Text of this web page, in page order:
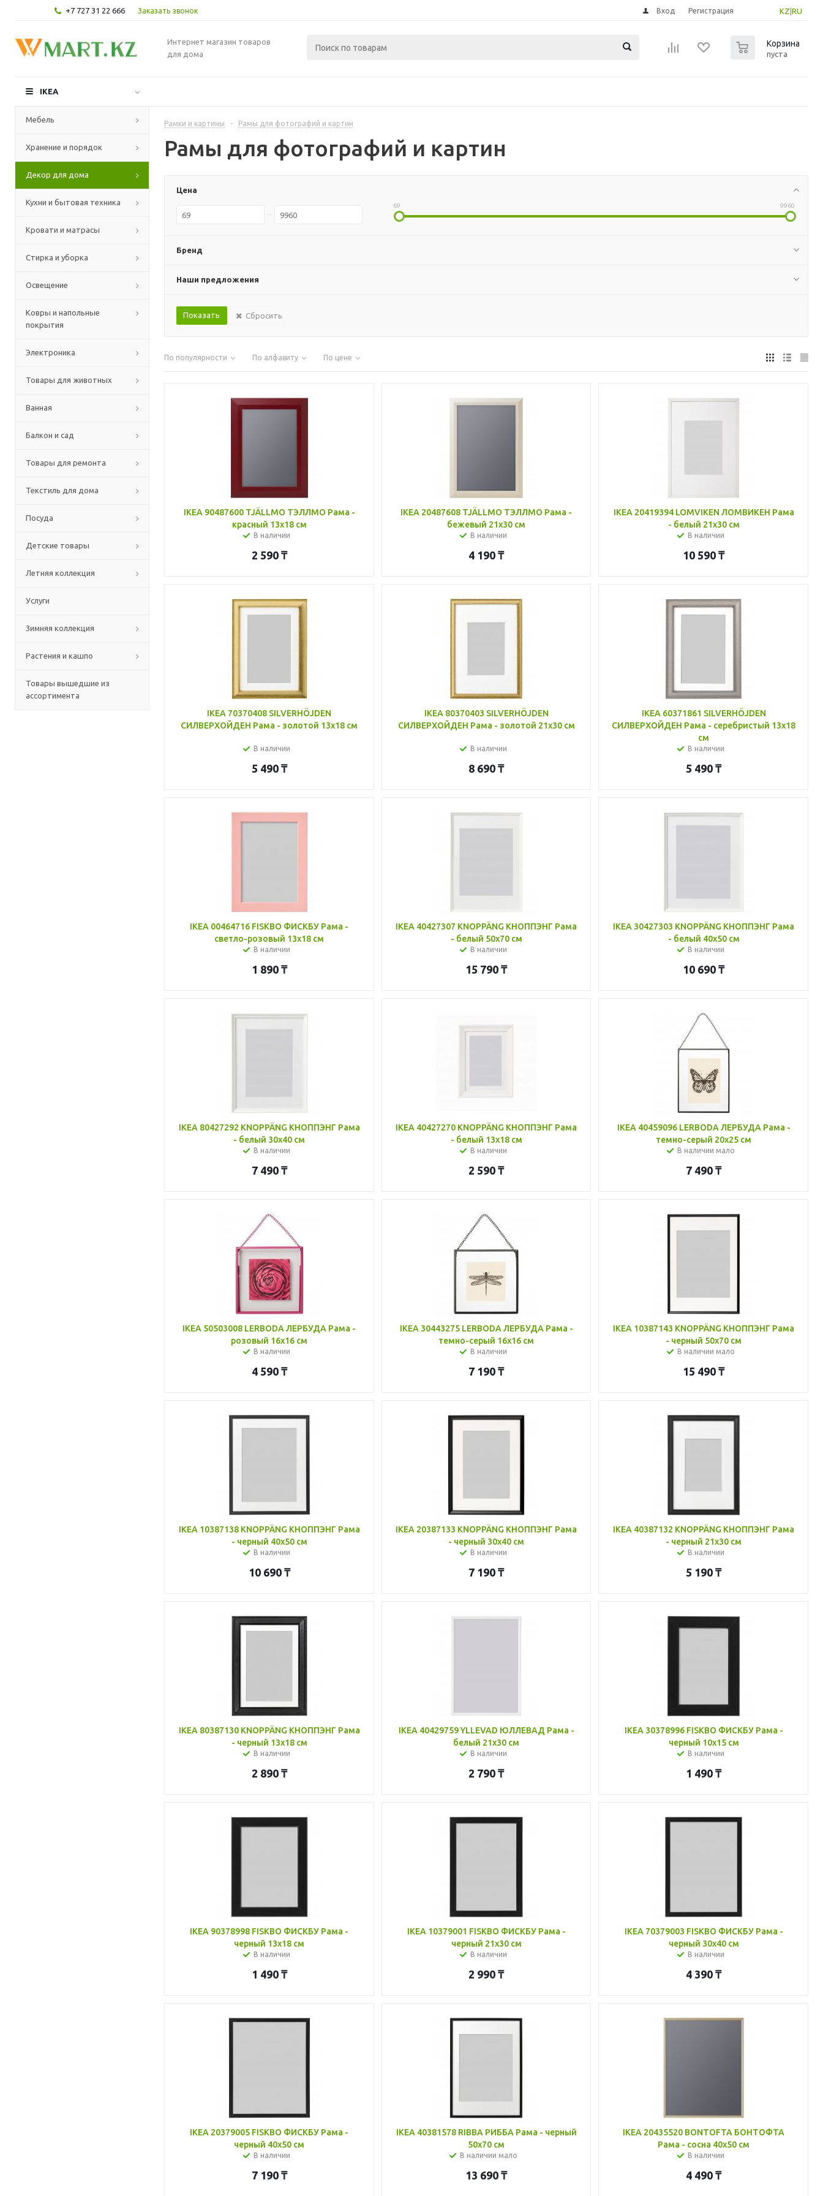
+7 727 31 22 666 Заказать звонок KZ RU
Вход Регистрация
Интернет магазин товаров
для дома
Корзина
пуста
IKEA
Мебель
Хранение и порядок
Декор для дома
Кухни и бытовая техника
Кровати и матрасы
Стирка и уборка
Освещение
Ковры и напольные
покрытия
Электроника
Товары для животных
Ванная
Балкон и сад
Товары для ремонта
Текстиль для дома
Посуда
Детские товары
Летняя коллекция
Услуги
Зимняя коллекция
Растения и кашпо
Товары вышедшие из
ассортимента
Рамки и картины - Рамы для фотографий и картин
Рамы для фотографий и картин
Цена
69 9960
Бренд
Наши предложения
Сбросить
По популярности По алфавиту По цене
IKEA 90487600 TJÄLLMO ТЭЛЛМО Рама -
красный 13x18 см
В наличии
2 590₸
IKEA 20487608 TJÄLLMO ТЭЛЛМО Рама -
бежевый 21x30 см
В наличии
4 190 ₸
IKEA 20419394 LOMVIKEN ЛОМВИКЕН Рама
- белый 21x30 см
В наличии
10 590 ₸
IKEA 70370408 SILVERHÖJDEN
СИЛВЕРХОЙДЕН Рама - золотой 13x18 см
В наличии
5 490₸
IKEA 80370403 SILVERHÖJDEN
СИЛВЕРХОЙДЕН Рама - золотой 21x30 см
В наличии
8 690 ₸
IKEA 60371861 SILVERHÖJDEN
СИЛВЕРХОЙДЕН Рама - серебристый 13x18
см
В наличии
5 490 ₸
IKEA 00464716 FISKBO ФИСКБУ Рама -
светло-розовый 13x18 см
В наличии
1 890₸
IKEA 40427307 KNOPPÄNG КНОППЭНГ Рама
- белый 50x70 см
В наличии
15 790 ₸
IKEA 30427303 KNOPPÄNG КНОППЭНГ Рама
- белый 40x50 см
В наличии
10 690 ₸
IKEA 80427292 KNOPPÄNG КНОППЭНГ Рама
- белый 30x40 см
В наличии
7 490₸
IKEA 40427270 KNOPPÄNG КНОППЭНГ Рама
- белый 13x18 см
В наличии
2 590 ₸
IKEA 40459096 LERBODA ЛЕРБУДА Рама -
темно-серый 20x25 см
В наличии мало
7 490 ₸
IKEA 50503008 LERBODA ЛЕРБУДА Рама -
розовый 16x16 см
В наличии
4 590₸
IKEA 30443275 LERBODA ЛЕРБУДА Рама -
темно-серый 16x16 см
В наличии
7 190 ₸
IKEA 10387143 KNOPPÄNG КНОППЭНГ Рама
- черный 50x70 см
В наличии мало
15 490 ₸
IKEA 10387138 KNOPPÄNG КНОППЭНГ Рама
- черный 40x50 см
В наличии
10 690₸
IKEA 20387133 KNOPPÄNG КНОППЭНГ Рама
- черный 30x40 см
В наличии
7 190 ₸
IKEA 40387132 KNOPPÄNG КНОППЭНГ Рама
- черный 21x30 см
В наличии
5 190 ₸
IKEA 80387130 KNOPPÄNG КНОППЭНГ Рама
- черный 13x18 см
В наличии
2 890₸
IKEA 40429759 YLLEVAD ЮЛЛЕВАД Рама -
белый 21x30 см
В наличии
2 790 ₸
IKEA 30378996 FISKBO ФИСКБУ Рама -
черный 10x15 см
В наличии
1 490 ₸
IKEA 90378998 FISKBO ФИСКБУ Рама -
черный 13x18 см
В наличии
1 490₸
IKEA 10379001 FISKBO ФИСКБУ Рама -
черный 21x30 см
В наличии
2 990 ₸
IKEA 70379003 FISKBO ФИСКБУ Рама -
черный 30x40 см
В наличии
4 390 ₸
IKEA 20379005 FISKBO ФИСКБУ Рама -
черный 40x50 см
В наличии
7 190₸
IKEA 40381578 RIBBA РИББА Рама - черный
50x70 см
В наличии мало
13 690 ₸
IKEA 20435520 BONTOFTA БОНТОФТА
Рама - сосна 40x50 см
В наличии
4 490 ₸